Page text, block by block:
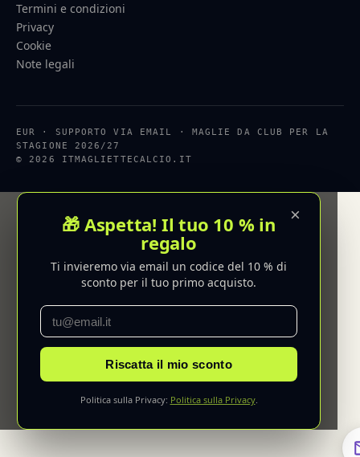
Termini e condizioni
Privacy
Cookie
Note legali
EUR · SUPPORTO VIA EMAIL · MAGLIE DA CLUB PER LA
STAGIONE 2026/27
© 2026 ITMAGLIETTECALCIO.IT
×
🎁 Aspetta! Il tuo 10 % in
regalo
Ti invieremo via email un codice del 10 % di
sconto per il tuo primo acquisto.
Riscatta il mio sconto
Politica sulla Privacy: Politica sulla Privacy.